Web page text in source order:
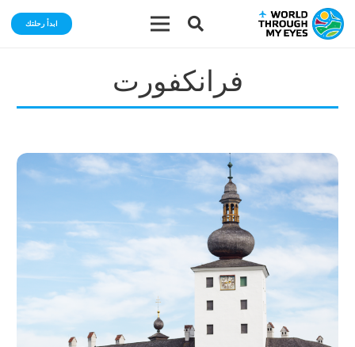
ابدأ رحلتك
فرانكفورت